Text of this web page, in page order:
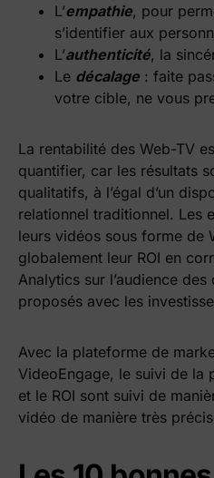
L’empathie, pour
s’identifier aux
L’authenticité, la
Le décalage : faite
votre cible, ne vous
La rentabilité des Web-TV
quantifier, car les résultats
qualitatifs, à l’égal d’un
relationnel traditionnel. Les
leurs vidéos sous forme de
globalement leur ROI en
Analytics sur l’audience
proposés avec les
Avec la plateforme de
VideoEngage, le suivi de la
et le ROI sont suivi de
vidéo de manière très